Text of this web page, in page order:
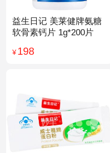
益生日记 美莱健牌氨糖
软骨素钙片 1g*200片
¥198